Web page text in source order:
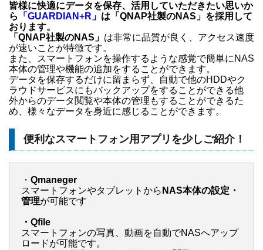
皆様に快適にデータを保存、活用していただきたい思いか
ら
「GUARDIAN+R」 は「QNAP社製のNAS」を採用して
おります。
「QNAP社製のNAS」 は非常に品質が良く、アクセス速度
が速いことが特徴です。
また、スマートフォンを操作するような感覚で簡単にNAS
本体の管理や機能の追加をすることができます。
データを保存するだけに留まらず、自動で他のHDDやク
ラウドサービスにもバックアップをすることができる他
外からのデータ閲覧や本体の管理もすることができるた
め、様々なデータを身近に感じることができます。
便利なスマートフォン用アプリを少しご紹介！
・ Qmaneger
スマートフォンやタブレットから NAS本体の設定・
管理が可能です
・Qfile
スマートフォンの写真、動画を自動でNASへアップ
ロードが可能です。